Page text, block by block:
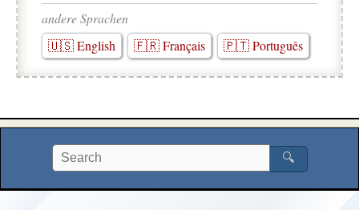
andere Sprachen
🇺🇸 English
🇫🇷 Français 🇵🇹 Português
🔍